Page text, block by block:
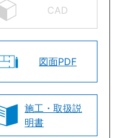
CAD
図面PDF
施工・取扱説
明書